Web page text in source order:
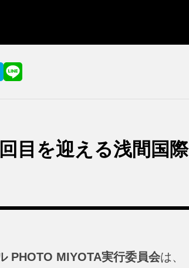
目を迎える浅間国際
PHOTO MIYOTA実行委員会は、